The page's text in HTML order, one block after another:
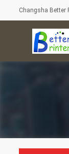
Changsha Better